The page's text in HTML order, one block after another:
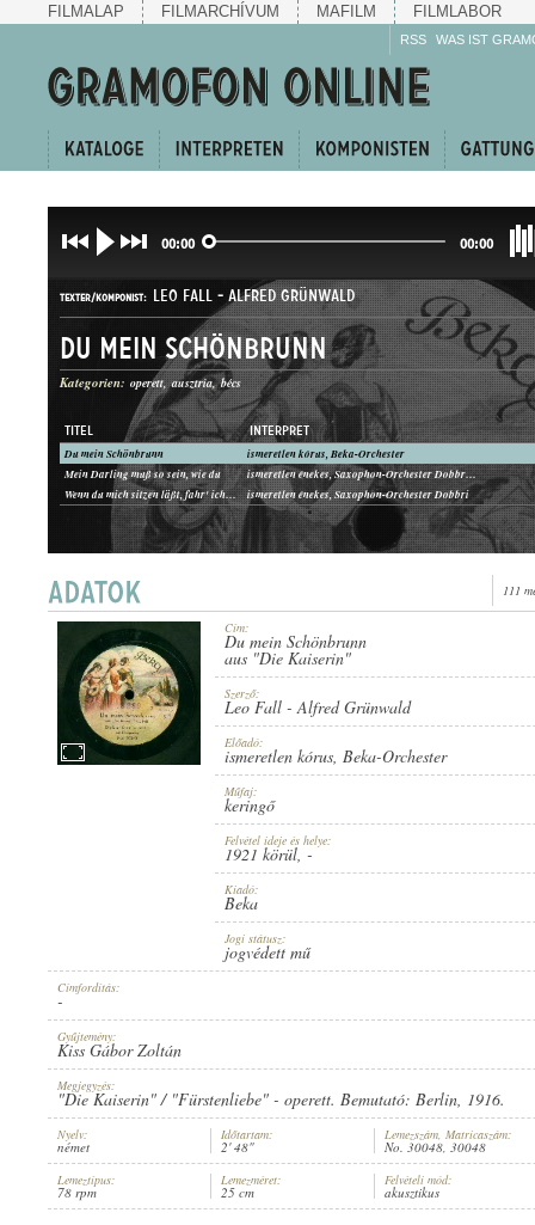
FILMALAP FILMARCHÍVUM MAFILM FILMLABOR
RSS WAS IST
00:00 00:00
INTERPRET: ISMERETLEN KÓRUS,BEKA-ORCHESTER
TEXTER/KOMPONIST: LEO FALL - ALFRED GRÜNWALD
GATTUNG: KERINGŐ
ERSCHEINUNGSJAHR: 1921 KÖRÜL
Du mein Schönbrunn
Kategorien: operett ausztria bécs
TITEL INTERPRET
Du mein Schönbrunn
ismeretlen kórus, Beka-Orchester
Mein Darling muß so sein, wie du
ismeretlen énekes, Saxophon-Orchester Dobbri, Vezényel: Otto Dobrindt
Wenn du mich sitzen läßt, fahr' ich sofort nach Budapest
ismeretlen énekes, Saxophon-Orchester Dobbri
111
Cím:
Du mein Schönbrunn
aus "Die Kaiserin"
Szerző:
Leo Fall -Alfred Grünwald
Előadó:
ismeretlen kórus, Beka-Orchester
Műfaj:
keringő
Felvétel ideje és helye:
1921 körül, -
Kiadó:
Beka
Jogi státusz:
jogvédett mű
Címfordítás:
-
Gyűjtemény:
Kiss Gábor Zoltán
Megjegyzés:
"Die Kaiserin" / "Fürstenliebe" - operett. Bemutató: Berlin, 1916.
Nyelv:
német
Időtartam:
2' 48"
Lemezszám, Matricaszám:
No. 30048, 30048
Lemeztípus:
78 rpm
Lemezméret:
25 cm
Felvételi mód:
akusztikus